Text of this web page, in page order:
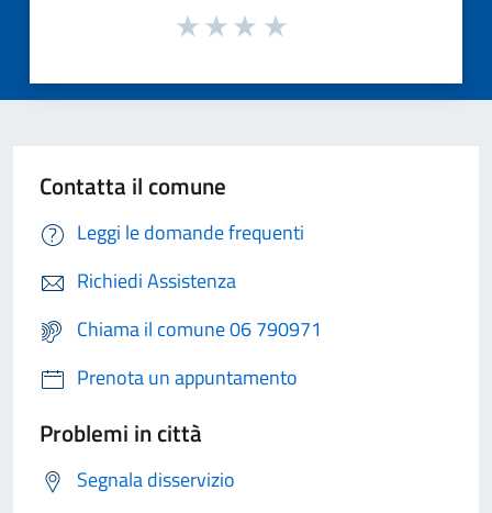
Contatta il comune
Leggi le domande frequenti
Richiedi Assistenza
Chiama il comune 06 790971
Prenota un appuntamento
Problemi in città
Segnala disservizio